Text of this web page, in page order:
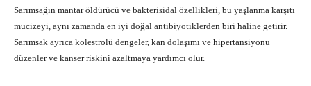
Sarımsağın mantar öldürücü ve bakterisidal özellikleri, bu yaşlanma karşıtı
mucizeyi, aynı zamanda en iyi doğal antibiyotiklerden biri haline getirir.
Sarımsak ayrıca kolestrolü dengeler, kan dolaşımı ve hipertansiyonu
düzenler ve kanser riskini azaltmaya yardımcı olur.